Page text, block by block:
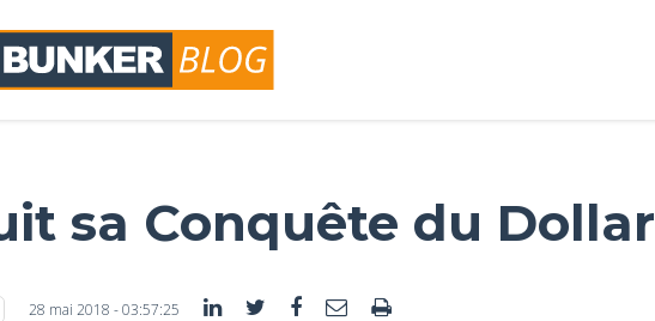
sa Conquête du Dollar
28 mai 2018 - 03:57:25